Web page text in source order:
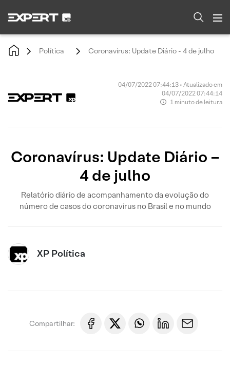
Política Coronavírus: Update Diário - 4 de julho
04/07/2022 07:44:13 • Atualizado em
04/07/2022 07:44:14
1 minuto de leitura
Coronavírus: Update Diário –
4 de julho
Relatório diário de acompanhamento da evolução do
número de casos do coronavírus no Brasil e no mundo
XP Política
Compartilhar: